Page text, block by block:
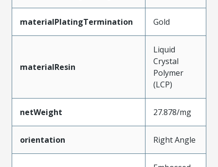
materialPlatingTermination Gold
materialResin
Liquid
Crystal
Polymer
(LCP)
netWeight 27.878/mg
orientation Right Angle